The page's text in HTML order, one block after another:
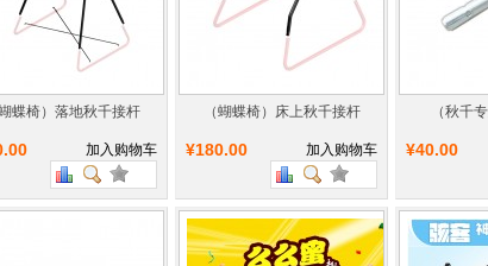
蝴蝶椅）落地秋千接杆
加入购物车
（蝴蝶椅）床上秋千接杆
¥180.00 加入购物车
（秋千
¥40.00